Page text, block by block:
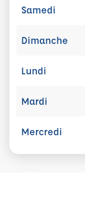
Samedi
Dimanche
Lundi
Mardi
Mercredi